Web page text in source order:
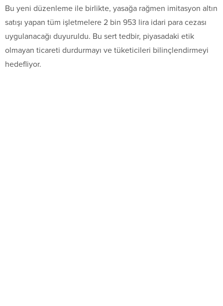
Bu yeni düzenleme ile birlikte, yasağa rağmen imitasyon altın
satışı yapan tüm işletmelere 2 bin 953 lira idari para cezası
uygulanacağı duyuruldu. Bu sert tedbir, piyasadaki etik
olmayan ticareti durdurmayı ve tüketicileri bilinçlendirmeyi
hedefliyor.